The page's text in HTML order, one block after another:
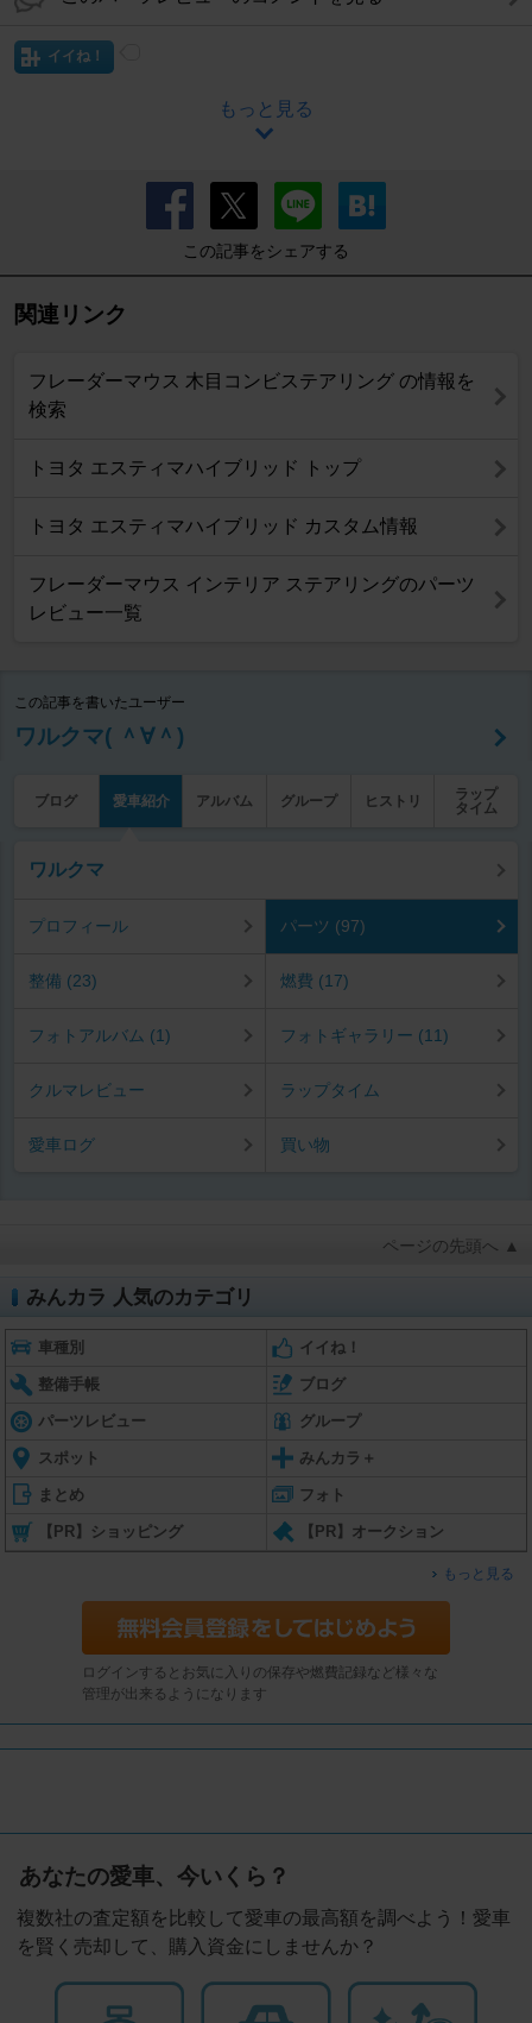
イイね！
もっと見る
この記事をシェアする
関連リンク
フレーダーマウス 木目コンビステアリング の情報を
検索
トヨタ エスティマハイブリッド トップ
トヨタ エスティマハイブリッド カスタム情報
フレーダーマウス インテリア ステアリングのパーツ
レビュー一覧
この記事を書いたユーザー
ワルクマ( ＾∀＾)
ブログ 愛車紹介 アルバム グループ ヒストリ
ラップ
タイム
ワルクマ
プロフィール パーツ (97)
整備 (23) 燃費 (17)
フォトアルバム (1) フォトギャラリー (11)
クルマレビュー ラップタイム
愛車ログ 買い物
ページの先頭へ ▲
みんカラ 人気のカテゴリ
車種別 イイね！
整備手帳 ブログ
パーツレビュー グループ
スポット みんカラ＋
まとめ フォト
【PR】ショッピング 【PR】オークション
もっと見る
ログインするとお気に入りの保存や燃費記録など様々な
管理が出来るようになります
あなたの愛車、今いくら？
複数社の査定額を比較して愛車の最高額を調べよう！愛車
を賢く売却して、購入資金にしませんか？